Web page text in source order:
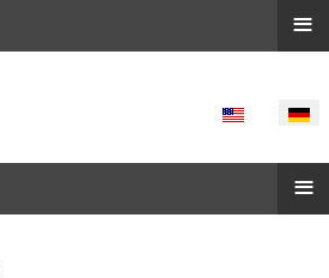
SPRACHE
≡
≡